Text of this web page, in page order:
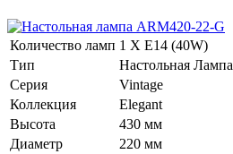
Количество ламп 1 Х E14 (40W)
Тип
Настольная Лампа
Серия
Vintage
Коллекция
Elegant
Высота
430 мм
Диаметр
220 мм